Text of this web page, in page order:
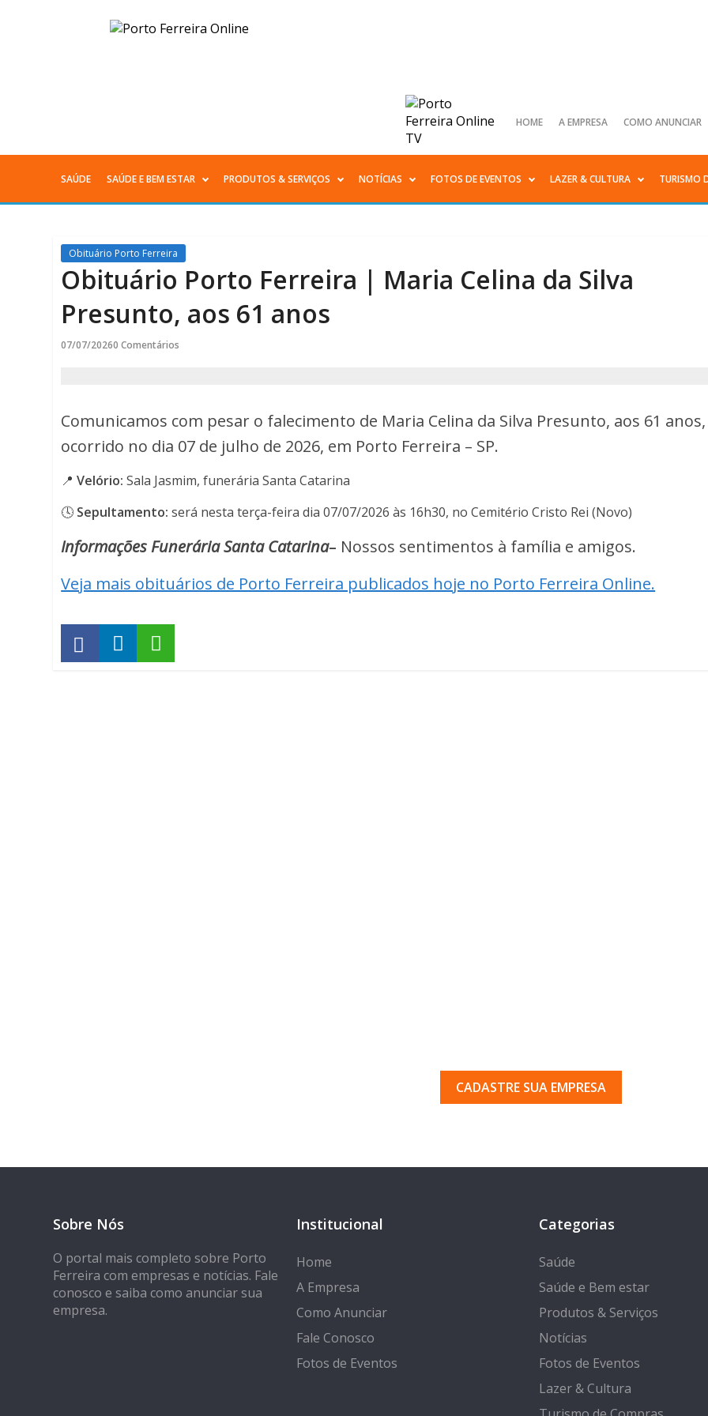
Obituário
Maria
Celina
da
Silva
Presunto,
aos
anos
-
Porto
Ferreira
Online
-
Ferreira
HOME A EMPRESA COMO ANUNCIAR
Menu
SAÚDE SAÚDE E BEM ESTAR PRODUTOS & SERVIÇOS NOTÍCIAS FOTOS DE EVENTOS LAZER & CULTURA TURISMO
Obituário Porto Ferreira
Obituário Porto Ferreira | Maria Celina da Silva
Presunto, aos 61 anos
07/07/20260 Comentários
Comunicamos com pesar o falecimento de Maria Celina da Silva Presunto, aos 61 anos,
ocorrido no dia 07 de julho de 2026, em Porto Ferreira – SP.
📍Velório: Sala Jasmim, funerária Santa Catarina
🕓 Sepultamento: será nesta terça-feira dia 07/07/2026 às 16h30, no Cemitério Cristo Rei (Novo)
Informações Funerária Santa Catarina– Nossos sentimentos à família e amigos.
Veja mais obituários de Porto Ferreira publicados hoje no Porto Ferreira Online.
CADASTRE SUA EMPRESA
Sobre Nós
O portal mais completo sobre Porto
Ferreira com empresas e notícias. Fale
conosco e saiba como anunciar sua
empresa.
Institucional
Home
A Empresa
Como Anunciar
Fale Conosco
Fotos de Eventos
Categorias
Saúde
Saúde e Bem estar
Produtos & Serviços
Notícias
Fotos de Eventos
Lazer & Cultura